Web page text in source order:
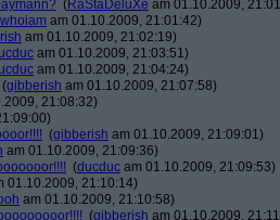
(RaStaDeluXe am 01.10.2009,
am 01.10.2009, 21:01:42)
am 01.10.2009, 21:02:19)
am 01.10.2009, 21:03:51)
am 01.10.2009, 21:04:24)
(gibberish am 01.10.2009, 21:07:58)
21:08:32)
(gibberish am 01.10.2009, 21:09:01)
am 01.10.2009, 21:09:36)
(ducduc am 01.10.2009, 21:09:53)
01.10.2009, 21:10:14)
am 01.10.2009, 21:10:58)
(gibberish am 01.10.2009,